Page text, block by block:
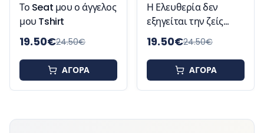
Το Seat μου ο άγγελος
μου Tshirt
19.50€24.50€
ΑΓΟΡΑ
Η Ελευθερία δεν
εξηγείται την ζείς
Tshirt
19.50€24.50€
ΑΓΟΡΑ